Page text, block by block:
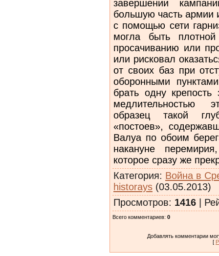
Категория: Война в
historays (03.05.2013)
Просмотров: 1416 |
Всего комментариев: 0
Добавлять комментарии
[